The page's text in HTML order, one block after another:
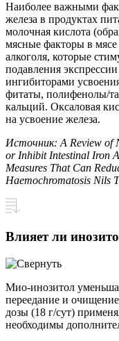
Наиболее важными
железа в продуктах
молочная кислота
мясные факторы в
алкоголя, которые
подавления
ингибиторами
фитаты, полифенолы/
кальций. Оксаловая
на усвоение железа.
Источник: A Review of
or Inhibit Intestinal Iron
Measures That Can
Haemochromatosis Nils
Влияет ли
Мио-инозитол
переедание и
дозы (18 г/сут)
необходимы